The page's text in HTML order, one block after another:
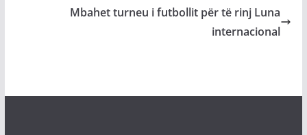
Mbahet turneu i futbollit për të rinj Luna
internacional